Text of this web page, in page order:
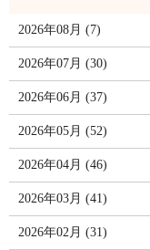
2026年08月 (7)
2026年07月 (30)
2026年06月 (37)
2026年05月 (52)
2026年04月 (46)
2026年03月 (41)
2026年02月 (31)